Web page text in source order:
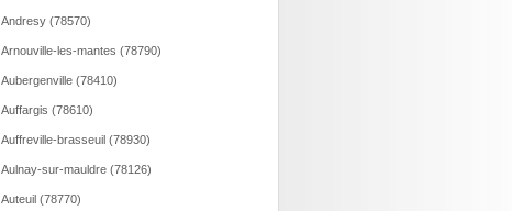
Andresy (78570)
Arnouville-les-mantes (78790)
Aubergenville (78410)
Auffargis (78610)
Auffreville-brasseuil (78930)
Aulnay-sur-mauldre (78126)
Auteuil (78770)